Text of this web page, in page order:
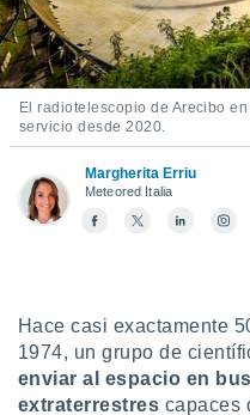
todas
ya sean
nuestros
nos
y análisis
en
como
perfil
más
nuestra
y
El radiotelescopio de Arecibo
servicio desde 2020.
Margherita Erriu
Meteored Italia
Hace casi exactamente
1974, un grupo de
enviar al espacio en
extraterrestres capaces